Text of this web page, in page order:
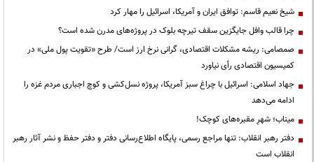
شیخ نعیم قاسم: توافق ایران و آمریکا، اسرائیل را مهار کرد
چرا قالب وافل جایگزین سقف تیرچه بلوک در پروژه‌های مدرن شده است؟
صمصامی: ریشه مشکلات اقتصادی، گرانی نرخ ارز است/ طرح «تقویت پول ملی» در
کمیسیون اقتصادی رأی نیاورد
جهاد اسلامی: اسرائیل با چراغ سبز آمریکا، پروژه نسل‌کشی و کوچ اجباری مردم غزه را
ادامه می‌دهد
میناب؛ شهرِ مقبره‌های کوچک!
دفتر رهبر انقلاب: تنها مراجع رسمی، پایگاه اطلاع‌رسانی دفتر و دفتر حفظ و نشر آثار رهبر
انقلاب است